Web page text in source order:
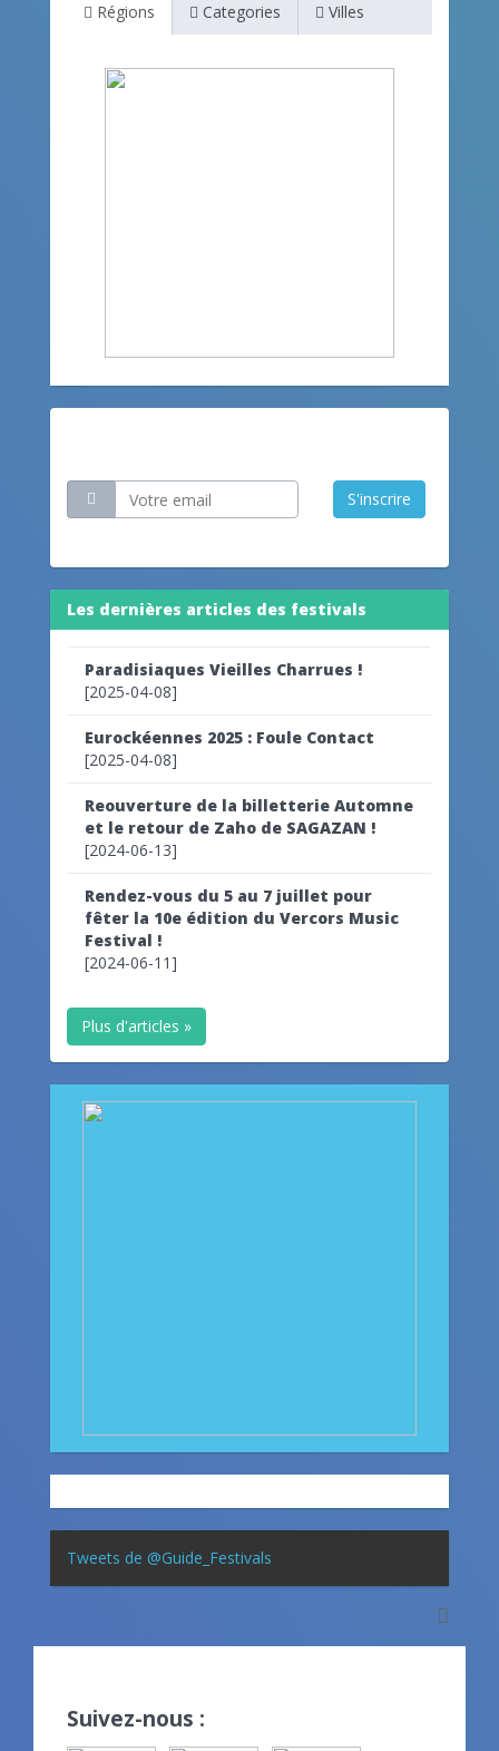
Régions Categories Villes
S'inscrire
Les dernières articles des festivals
Paradisiaques Vieilles Charrues !
[2025-04-08]
Eurockéennes 2025 : Foule Contact
[2025-04-08]
Reouverture de la billetterie Automne
et le retour de Zaho de SAGAZAN !
[2024-06-13]
Rendez-vous du 5 au 7 juillet pour
fêter la 10e édition du Vercors Music
Festival !
[2024-06-11]
Plus d'articles »
Tweets de @Guide_Festivals
Suivez-nous :